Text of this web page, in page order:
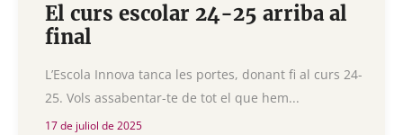
El curs escolar 24-25 arriba al
final
L’Escola Innova tanca les portes, donant fi al curs 24-
25. Vols assabentar-te de tot el que hem...
17 de juliol de 2025